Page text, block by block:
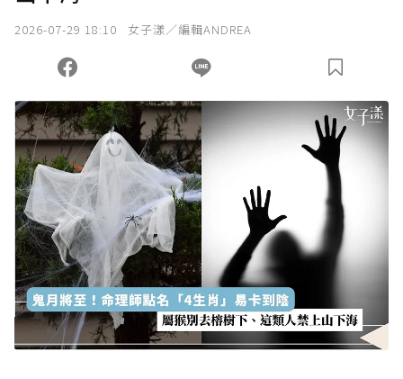
2026-07-29 18:10 女子漾／編輯ANDREA